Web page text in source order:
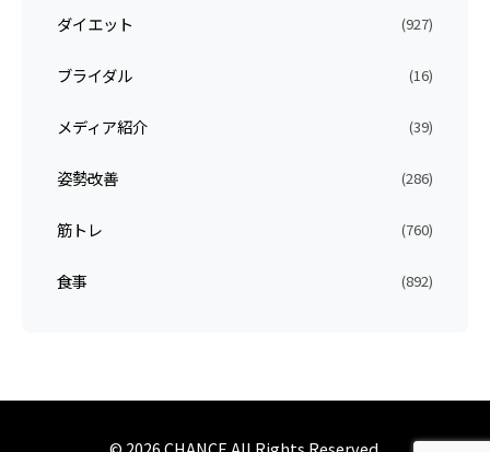
ダイエット (927)
ブライダル (16)
メディア紹介 (39)
姿勢改善 (286)
筋トレ (760)
食事 (892)